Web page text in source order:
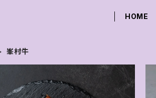
HOME
峯村牛